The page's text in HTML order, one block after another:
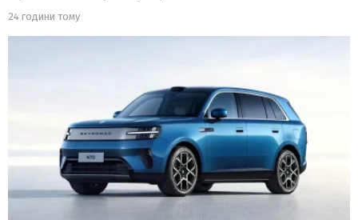
24 години тому